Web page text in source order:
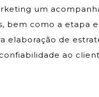
um
bem como a etapa
elaboração de
ao